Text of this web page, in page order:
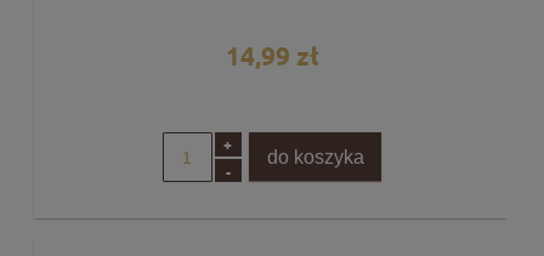
14,99 zł
+
-
do koszyka